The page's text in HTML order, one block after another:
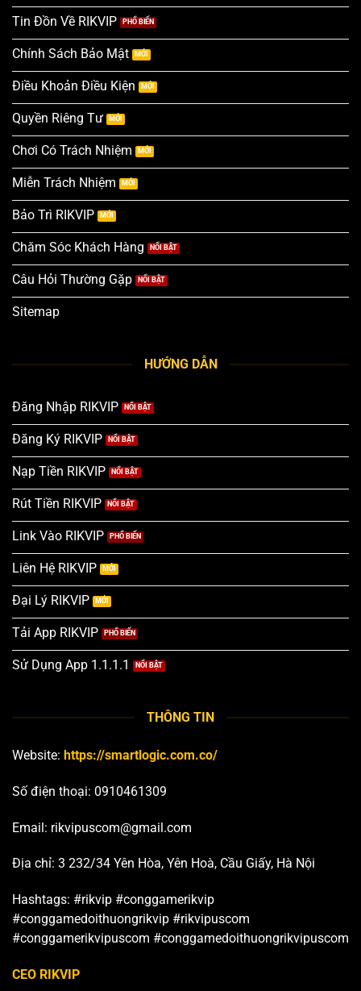
Tin Đồn Về RIKVIP
Chính Sách Bảo Mật
Điều Khoản Điều Kiện
Quyền Riêng Tư
Chơi Có Trách Nhiệm
Miễn Trách Nhiệm
Bảo Trì RIKVIP
Chăm Sóc Khách Hàng
Câu Hỏi Thường Gặp
Sitemap
HƯỚNG DẪN
Đăng Nhập RIKVIP
Đăng Ký RIKVIP
Nạp Tiền RIKVIP
Rút Tiền RIKVIP
Link Vào RIKVIP
Liên Hệ RIKVIP
Đại Lý RIKVIP
Tải App RIKVIP
Sử Dụng App 1.1.1.1
THÔNG TIN
Website: https://smartlogic.com.co/
Số điện thoại: 0910461309
Email: rikvipuscom@gmail.com
Địa chỉ: 3 232/34 Yên Hòa, Yên Hoà, Cầu Giấy, Hà Nội
Hashtags: #rikvip #conggamerikvip
#conggamedoithuongrikvip #rikvipuscom
#conggamerikvipuscom #conggamedoithuongrikvipuscom
CEO RIKVIP